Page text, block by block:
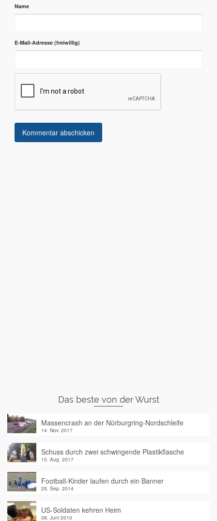
Name
E-Mail-Adresse
Das beste von der Wurst
Massencrash an der Nürburgring-Nordschleife
14. Nov. 2017
Schuss durch zwei schwingende Plastikflasche
15. Aug. 2017
Football-Kinder laufen durch ein Banner
25. Sep. 2014
US-Soldaten kehren Heim
08. Juni 2010